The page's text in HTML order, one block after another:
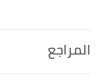
المراجع